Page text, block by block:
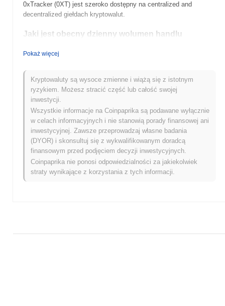
0xTracker (0XT) jest szeroko dostępny na centralized and
decentralized giełdach kryptowalut.
Jaki jest obecny dzienny wolumen handlu
W ciągu ostatnich 24 godzin wolumen handlu 0xTracker wynosi
zł 0.00
Jaka jest historia zakresu cen 0xTracker?
Najwyższy Poziom Historyczny (ATH):
Najniższy Poziom Historyczny (ATL):zł 0.00
0xTracker jest obecnie notowany~96.66%poniżej swojego ATH .
Jak 0xTracker radzi sobie w porównaniu z
szerszym rynkiem kryptowalut?
W ciągu ostatnich 7 dni 0xTracker zyskał
Pokaż więcej
Kryptowaluty są wysoce zmienne i wiążą się z istotnym
ryzykiem. Możesz stracić część lub całość swojej
inwestycji.
Wszystkie informacje na Coinpaprika są podawane wyłącznie
w celach informacyjnych i nie stanowią porady finansowej ani
inwestycyjnej. Zawsze przeprowadzaj własne badania
(DYOR) i skonsultuj się z wykwalifikowanym doradcą
finansowym przed podjęciem decyzji inwestycyjnych.
Coinpaprika nie ponosi odpowiedzialności za jakiekolwiek
straty wynikające z korzystania z tych informacji.